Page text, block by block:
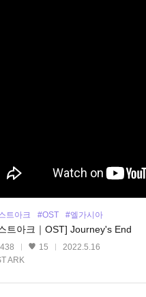
트아크 #OST #엘가시아
트아크｜OST] Journey's End
15
2022.5.16
ARK